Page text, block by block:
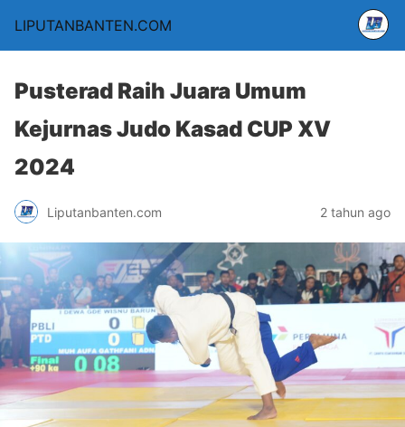
LIPUTANBANTEN.COM
Pusterad Raih Juara Umum
Kejurnas Judo Kasad CUP XV
2024
Liputanbanten.com 2 tahun ago